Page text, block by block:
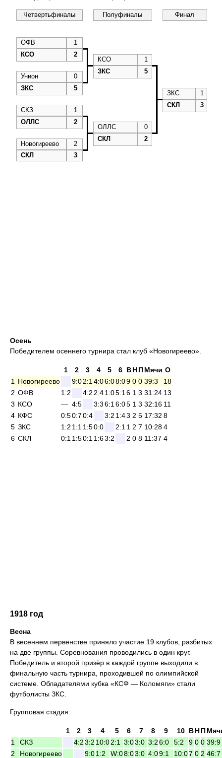
Четвертьфиналы Полуфиналы Финал
ОФВ
1
КСО
2
КСО
1
ЗКС
5
Унион
0
ЗКС
5
ЗКС
1
СКЛ
3
СКЗ
1
ОЛЛС
2
ОЛЛС
0
СКЛ
2
Новогиреево
2
СКЛ
3
Осень
Победителем осеннего турнира стал клуб «Новогиреево».
1 2 3 4 5 6 ВНПМячи О
1
Новогиреево 9:02:1 4:06:08:09 0 0 39:3
18
2 ОФВ 1:2 4:2 2:41:05:1 6 1 3 31:24 13
3 КСО — 4:5 3:36:1 6:05 1 3 32:16 11
4 КФС 0:50:70:4 3:2 1:43 2 5 17:32 8
5 ЗКС 1:2 1:1 1:50:0 2:1 1 2 7 10:284
6 СКЛ 0:1 1:50:1 1:63:2 2 0 8 11:37 4
1918 год
Весна
В весеннем первенстве приняло участие 19 клубов, разбитых
на две группы. Соревнования проводились в один круг.
Победитель и второй призёр в каждой группе выходили в
финальную часть турнира, проходившей по олимпийской
системе. Обладателями кубка «КСФ — Коломяги» стали
футболисты ЗКС.
Групповая стадия:
1 2 3 4 5 6 7 8 9 10 ВНП
1
СКЗ 4:23:2 10:02:1 3:03:0 3:26:0 5:2 9 0 0 39:9
2
Новогиреево 9:01:2 W:08:03:0 4:09:1 10:07 0 2 46:7